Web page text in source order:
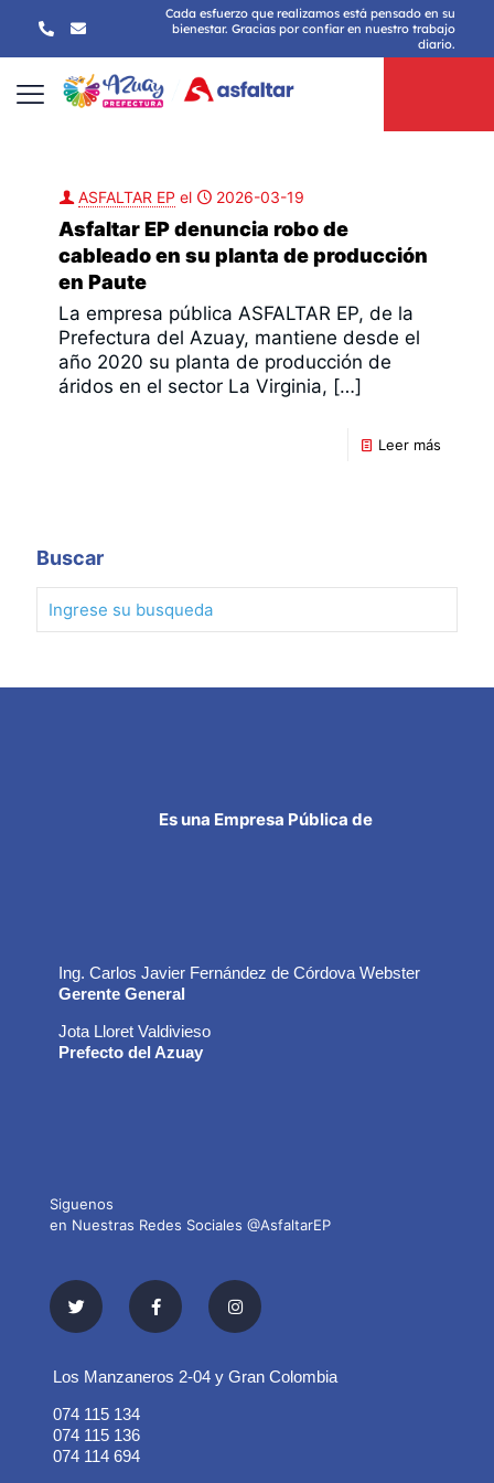
Cada esfuerzo que realizamos está pensado en su
bienestar. Gracias por confiar en nuestro trabajo
diario.
ASFALTAR EP el 2026-03-19
Asfaltar EP denuncia robo de
cableado en su planta de producción
en Paute
La empresa pública ASFALTAR EP, de la
Prefectura del Azuay, mantiene desde el
año 2020 su planta de producción de
áridos en el sector La Virginia, […]
Leer más
Buscar
Es una Empresa Pública de
Ing. Carlos Javier Fernández de Córdova Webster
Gerente General
Jota Lloret Valdivieso
Prefecto del Azuay
Siguenos
en Nuestras Redes Sociales @AsfaltarEP
Los Manzaneros 2-04 y Gran Colombia
074 115 134
074 115 136
074 114 694